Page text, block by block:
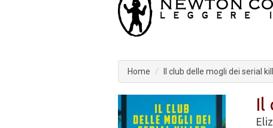
Home Il club delle mogli dei serial
Il